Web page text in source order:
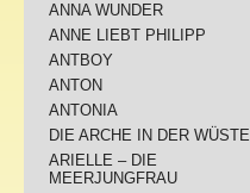
ANNA WUNDER
ANNE LIEBT PHILIPP
ANTBOY
ANTON
ANTONIA
DIE ARCHE IN DER WÜSTE
ARIELLE – DIE
MEERJUNGFRAU